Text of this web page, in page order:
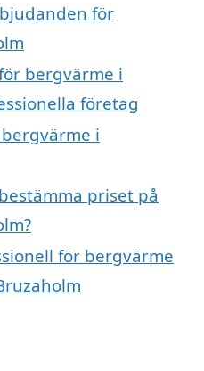
för
bergvärme i
företag
i
priset på
för bergvärme